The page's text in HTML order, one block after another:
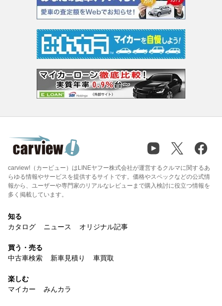
carview!（カービュー）はLINEヤフー株式会社が運営するクルマに関するあ
らゆる情報やサービスを提供するサイトです。価格やスペックなどの公式情
報から、ユーザーや専門家のリアルなレビューまで購入検討に役立つ情報を
多く掲載しています。
知る
カタログ
ニュース オリジナル記事
買う・売る
中古車検索
新車見積り 車買取
楽しむ
マイカー
みんカラ